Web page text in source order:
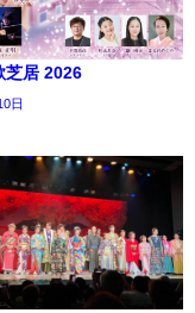
芝居 2026
日